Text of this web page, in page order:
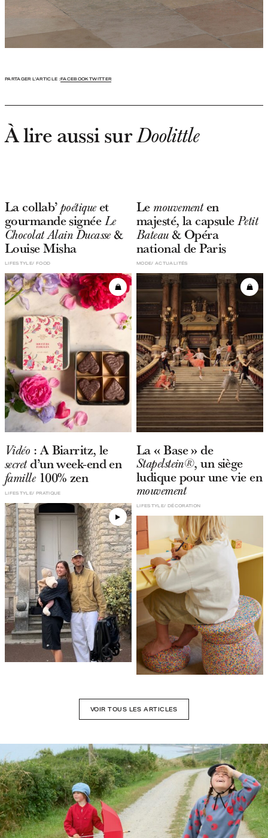
PARTAGER L'ARTICLE :FACEBOOKTWITTER
À lire aussi surDoolittle
La collab’poétiqueet
gourmande signéeLe
Chocolat Alain Ducasse&
Louise Misha
FOOD
LIFESTYLE
Le mouvementen
majesté, la capsulePetit
Bateau& Opéra
national de Paris
ACTUALITÉS
MODE
Vidéo : A Biarritz, le
secretd’un week-end en
famille100% zen
LIFESTYLE PRATIQUE
La « Base » de
Stapelstein®, un siège
ludique pour une vie en
mouvement
DÉCORATION
LIFESTYLE
VOIR TOUS LES ARTICLES